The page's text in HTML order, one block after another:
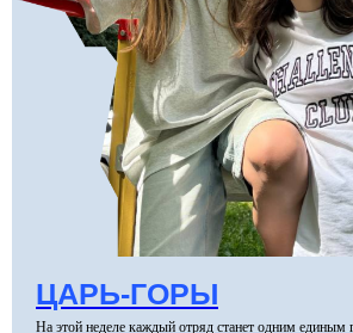
ЦАРЬ-ГОРЫ
На этой неделе каждый отряд станет одним единым
*расписание может меняться
база